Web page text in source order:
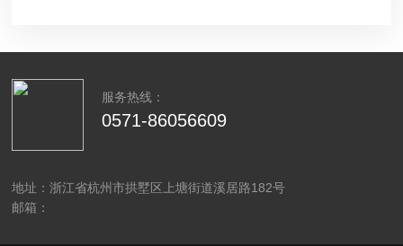
服务热线：
0571-86056609
地址：浙江省杭州市拱墅区上塘街道溪居路182号
邮箱：